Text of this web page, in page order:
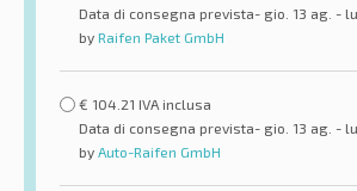
Data di consegna prevista- gio. 13 ag. -
by Raifen Paket GmbH
€ 104.21 IVA inclusa
Data di consegna prevista- gio. 13 ag. -
by Auto-Raifen GmbH